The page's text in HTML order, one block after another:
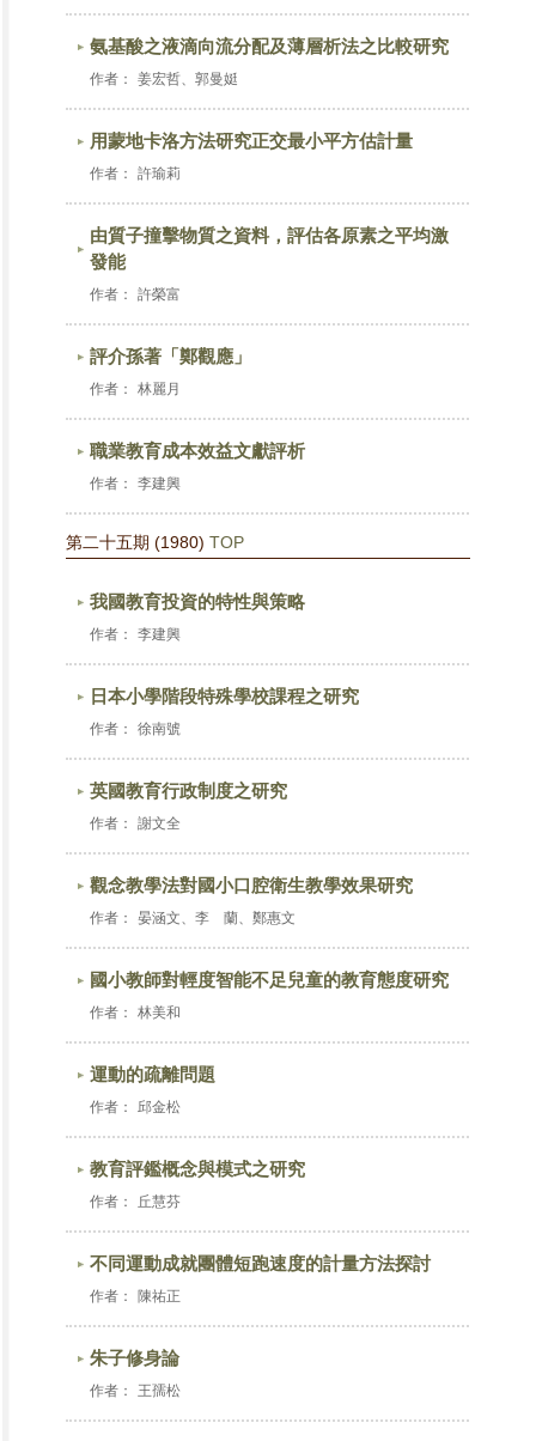
氨基酸之液滴向流分配及薄層析法之比較研究
作者： 姜宏哲、郭曼娗
用蒙地卡洛方法研究正交最小平方估計量
作者： 許瑜莉
由質子撞擊物質之資料，評估各原素之平均激
發能
作者： 許榮富
評介孫著「鄭觀應」
作者： 林麗月
職業教育成本效益文獻評析
作者： 李建興
第二十五期 (1980) TOP
我國教育投資的特性與策略
作者： 李建興
日本小學階段特殊學校課程之研究
作者： 徐南號
英國教育行政制度之研究
作者： 謝文全
觀念教學法對國小口腔衛生教學效果研究
作者： 晏涵文、李 蘭、鄭惠文
國小教師對輕度智能不足兒童的教育態度研究
作者： 林美和
運動的疏離問題
作者： 邱金松
教育評鑑概念與模式之研究
作者： 丘慧芬
不同運動成就團體短跑速度的計量方法探討
作者： 陳祐正
朱子修身論
作者： 王孺松